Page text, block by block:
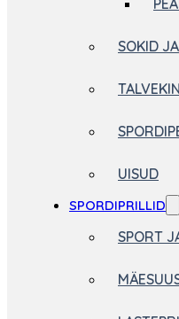
SOKID
UISUD
SPORDIPRILLID
SPORT